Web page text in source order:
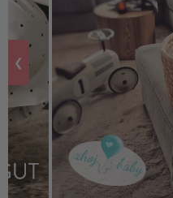
❮